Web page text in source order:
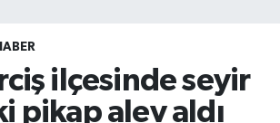
ilçesinde seyir
pikap alev aldı
ve Fikstür